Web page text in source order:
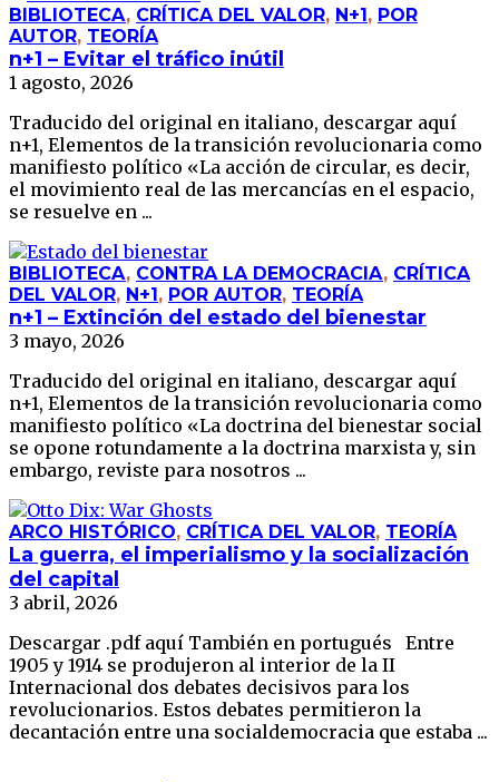
BIBLIOTECA, CRÍTICA DEL VALOR, N+1 , POR
AUTOR, TEORÍA
n+1 – Evitar el tráfico inútil
1 agosto, 2026
Traducido del original en italiano, descargar aquí
n+1, Elementos de la transición revolucionaria como
manifiesto político «La acción de circular, es decir,
el movimiento real de las mercancías en el espacio,
se resuelve en ...
BIBLIOTECA, CONTRA LA DEMOCRACIA, CRÍTICA
DEL VALOR, N+1 , POR AUTOR, TEORÍA
n+1 – Extinción del estado del bienestar
3 mayo, 2026
Traducido del original en italiano, descargar aquí
n+1, Elementos de la transición revolucionaria como
manifiesto político «La doctrina del bienestar social
se opone rotundamente a la doctrina marxista y, sin
embargo, reviste para nosotros ...
ARCO HISTÓRICO, CRÍTICA DEL VALOR, TEORÍA
La guerra, el imperialismo y la socialización
del capital
3 abril, 2026
Descargar .pdf aquí También en portugués Entre
1905 y 1914 se produjeron al interior de la II
Internacional dos debates decisivos para los
revolucionarios. Estos debates permitieron la
decantación entre una socialdemocracia que estaba ...